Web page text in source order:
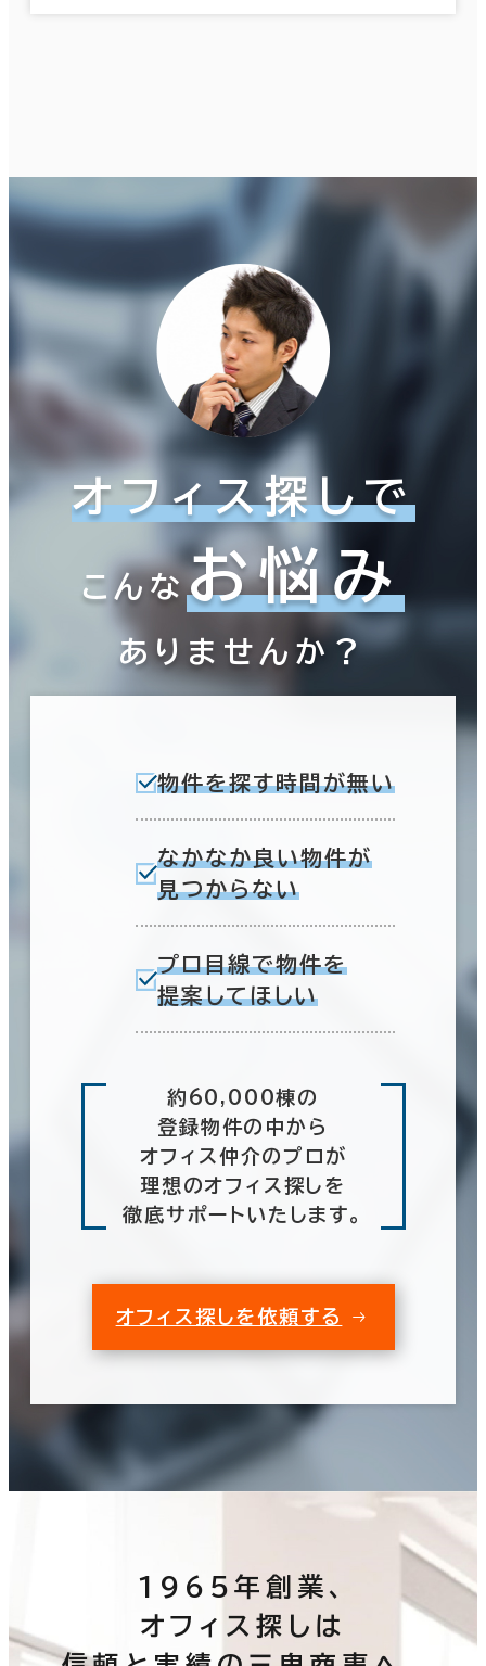
オフィス探しで
こんなお悩み
ありませんか？
物件を探す時間が無い
なかなか良い物件が
見つからない
プロ目線で物件を
提案してほしい
約60,000棟の
登録物件の中から
オフィス仲介のプロが
理想のオフィス探しを
徹底サポートいたします。
オフィス探しを依頼する
1965年創業、
オフィス探しは